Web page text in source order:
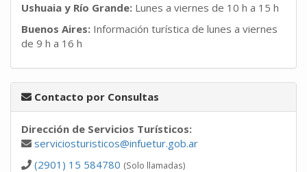
Ushuaia y Río Grande: Lunes a viernes de 10 h a 15 h
Buenos Aires: Información turística de lunes a viernes
de 9 h a 16 h
Contacto por Consultas
Dirección de Servicios Turísticos:
serviciosturisticos@infuetur.gob.ar
(2901) 15 584780 (Solo llamadas)